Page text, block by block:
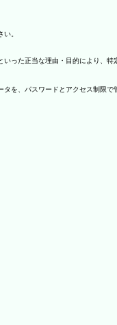
。
った正当な理由・目的により、
を、パスワードとアクセス制限で